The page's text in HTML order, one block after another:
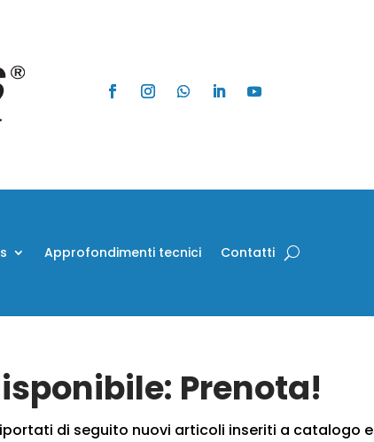
Approfondimenti tecnici Contatti
Prenota!
di seguito nuovi articoli inseriti a catalogo e